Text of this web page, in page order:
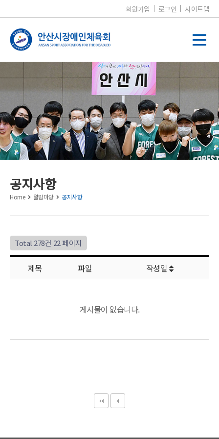
회원가입 로그인 사이트맵
알림마당
공지사항
행사/대회일정
문서자료실
공지사항
Home 알림마당 공지사항
Total 278건 22 페이지
제목 파일 작성일
게시물이 없습니다.